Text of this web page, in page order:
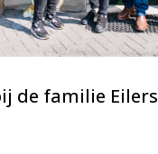
de familie Eilers